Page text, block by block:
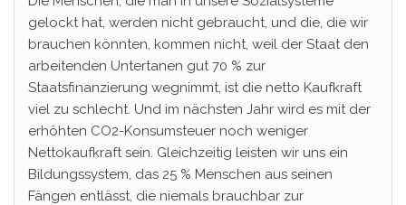
gelockt hat, werden nicht gebraucht, und die, die wir
brauchen könnten, kommen nicht, weil der Staat den
arbeitenden Untertanen gut 70 % zur
Staatsfinanzierung wegnimmt, ist die netto Kaufkraft
viel zu schlecht. Und im nächsten Jahr wird es mit der
erhöhten CO2-Konsumsteuer noch weniger
Nettokaufkraft sein. Gleichzeitig leisten wir uns ein
Bildungssystem, das 25 % Menschen aus seinen
Fängen entlässt, die niemals brauchbar zur